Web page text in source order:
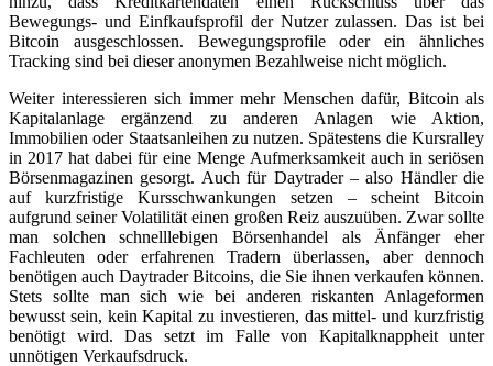
Bewegungs- und Einfkaufsprofil der Nutzer zulassen. Das ist bei
Bitcoin ausgeschlossen. Bewegungsprofile oder ein ähnliches
Tracking sind bei dieser anonymen Bezahlweise nicht möglich.
Weiter interessieren sich immer mehr Menschen dafür, Bitcoin als
Kapitalanlage ergänzend zu anderen Anlagen wie Aktion,
Immobilien oder Staatsanleihen zu nutzen. Spätestens die Kursralley
in 2017 hat dabei für eine Menge Aufmerksamkeit auch in seriösen
Börsenmagazinen gesorgt. Auch für Daytrader – also Händler die
auf kurzfristige Kursschwankungen setzen – scheint Bitcoin
aufgrund seiner Volatilität einen großen Reiz auszuüben. Zwar sollte
man solchen schnelllebigen Börsenhandel als Änfänger eher
Fachleuten oder erfahrenen Tradern überlassen, aber dennoch
benötigen auch Daytrader Bitcoins, die Sie ihnen verkaufen können.
Stets sollte man sich wie bei anderen riskanten Anlageformen
bewusst sein, kein Kapital zu investieren, das mittel- und kurzfristig
benötigt wird. Das setzt im Falle von Kapitalknappheit unter
unnötigen Verkaufsdruck.